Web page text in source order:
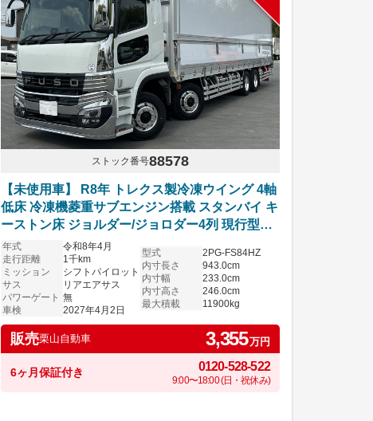
ストック番号88578
【未使用車】 R8年 トレクス製冷凍ウイング 4軸
低床 冷凍機菱重サブエンジン搭載 スタンバイ キ
ーストン床 ジョルダー/ジョロダー4列 現行型ス
ーパーグレート リアエアサス アルミホイール シ
フトパイロット 6R20エンジン 車検付き
年式
令和8年4月
走行距離
1千km
ミッション
シフトパイロット
サス
リアエアサス
パワーゲート 無
車検
2027年4月2日
型式
2PG-FS84HZ
内寸長さ
943.0cm
内寸幅
233.0cm
内寸高さ
246.0cm
最大積載
11900kg
販売栗山自動車 3,355万円
6ヶ月保証付き 0120-528-522
9:00〜18:00 (日・祝休み)